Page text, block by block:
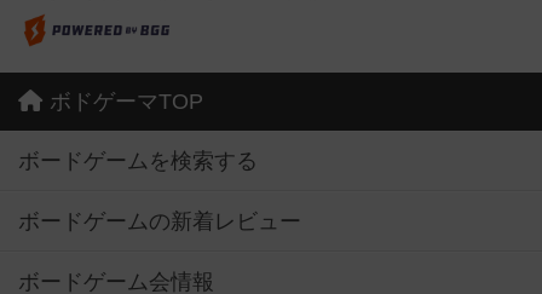
ボドゲーマTOP
ボードゲームを検索する
ボードゲームの新着レビュー
ボードゲーム会情報